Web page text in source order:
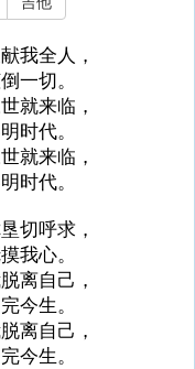
我全人，
一切。
就来临，
时代。
就来临，
时代。
切呼求，
我心。
离自己，
今生。
离自己，
今生。